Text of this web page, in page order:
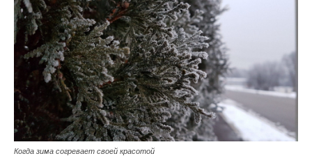
Когда зима согревает своей красотой